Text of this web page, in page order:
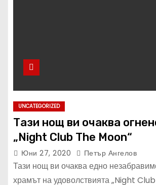
UNCATEGORIZED
Тази нощ ви очаква
„Night Club The Moon“
Юни 27, 2020 Петър Ангелов
Тази нощ ви очаква едно
храмът на удоволствията „Night